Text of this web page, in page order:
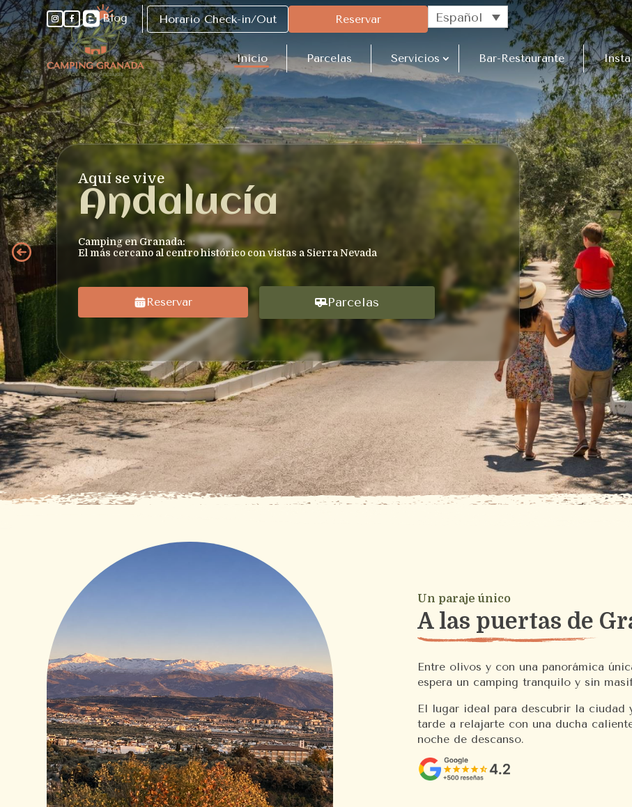
 Blog Horario Check-in/Out Reservar Español
Inicio Parcelas Servicios Bar-Restaurante
Aquí se vive
Andalucía
Camping en Granada:
El más cercano al centro histórico con vistas a Sierra Nevada
Reservar Parcelas
Un paraje único
A las puertas de
Entre olivos y con una panorámica
espera un camping tranquilo y sin
El lugar ideal para descubrir la ciudad
tarde a relajarte con una ducha
noche de descanso.